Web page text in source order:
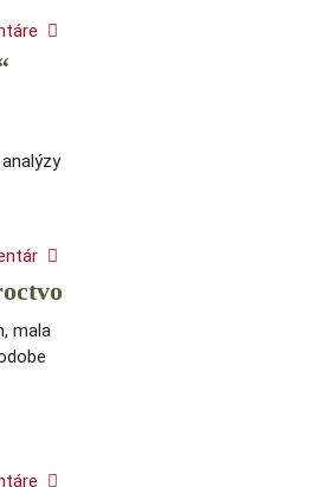
mala